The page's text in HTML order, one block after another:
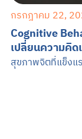
กรกฎาคม 22,
Cognitive
เปลี่ยนความคิ
สุขภาพจิตที่แข็งแ